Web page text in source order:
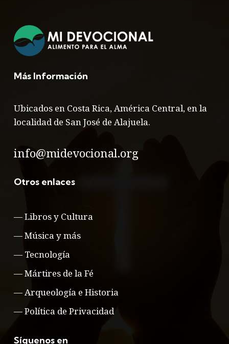
Más Información
Ubicados en Costa Rica, América Central, en la
localidad de San José de Alajuela.
info@midevocional.org
Otros enlaces
—Libros y Cultura
—Música y más
— Tecnología
—Mártires de la Fé
—Arqueología e Historia
—Política de Privacidad
Síguenos en